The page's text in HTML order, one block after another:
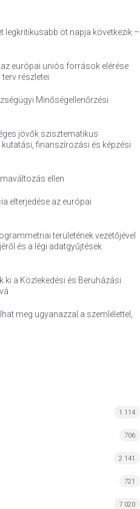
legkritikusabb öt napja következik –
európai uniós források elérése
részletei
Minőségellenőrzési
jövők szisztematikus
finanszírozási és képzési
ellen
elterjedése az európai
területének vezetőjével
és a légi adatgyűjtések
ki a Közlekedési és Beruházási
meg ugyanazzal a szemlélettel,
1 114
706
2 141
721
7 020